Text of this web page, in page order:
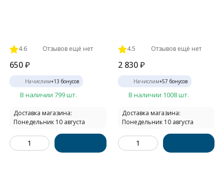
4.6 Отзывов ещё нет
650₽
Начислим+13 бонусов
В наличии 799 шт.
Доставка магазина:
Понедельник 10 августа
4.5 Отзывов ещё нет
2 830 ₽
Начислим+57 бонусов
В наличии 1008 шт.
Доставка магазина:
Понедельник 10 августа